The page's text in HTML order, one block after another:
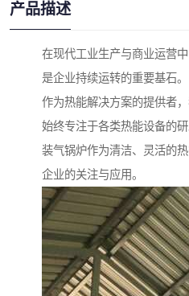
产品描述
在现代工业生产与商业运营
是企业持续运转的重要基石。
作为热能解决方案的提供者，
始终专注于各类热能设备的
装气锅炉作为清洁、灵活的
企业的关注与应用。